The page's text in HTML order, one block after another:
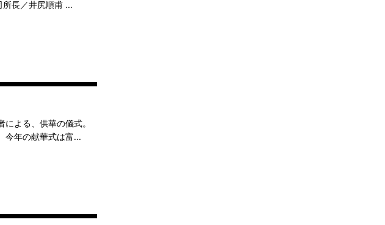
長／井尻順甫 ...
よる、供華の儀式。
今年の献華式は富...